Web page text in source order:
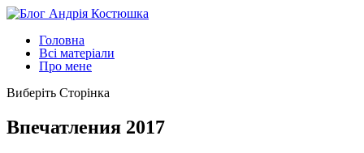
Головна
Всі матеріали
Про мене
Виберіть Сторінка
Впечатления 2017